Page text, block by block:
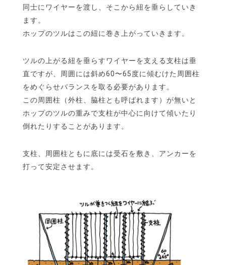
同士にワイヤーを渡し、そこから紐を垂らしていき
ます。
ホップのツルはこの紐に巻き上がっていきます。
ツルの上がる紐を垂らすワイヤーを支える支柱は垂
直ですが、周囲には斜め60〜65度に傾むけた周囲柱
をめぐらせバランスを取る必要があります。
この周囲柱（外柱、脇柱とも呼ばれます）が無いと
ホップのツルの重みで支柱が中心に向けて傾いたり
倒れたりすることがあります。
支柱、周囲柱ともに底には受石を敷き、アンカーを
打って安定させます。